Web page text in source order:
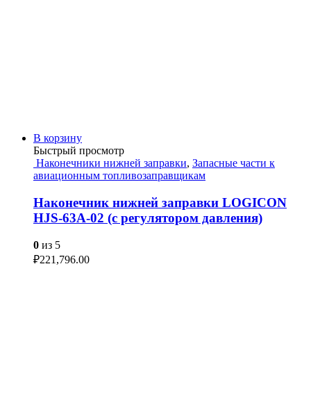
В корзину
Быстрый просмотр
Наконечники нижней заправки, Запасные части к
авиационным топливозаправщикам
Наконечник нижней заправки LOGICON
HJS-63A-02 (с регулятором давления)
0 из 5
₽221,796.00